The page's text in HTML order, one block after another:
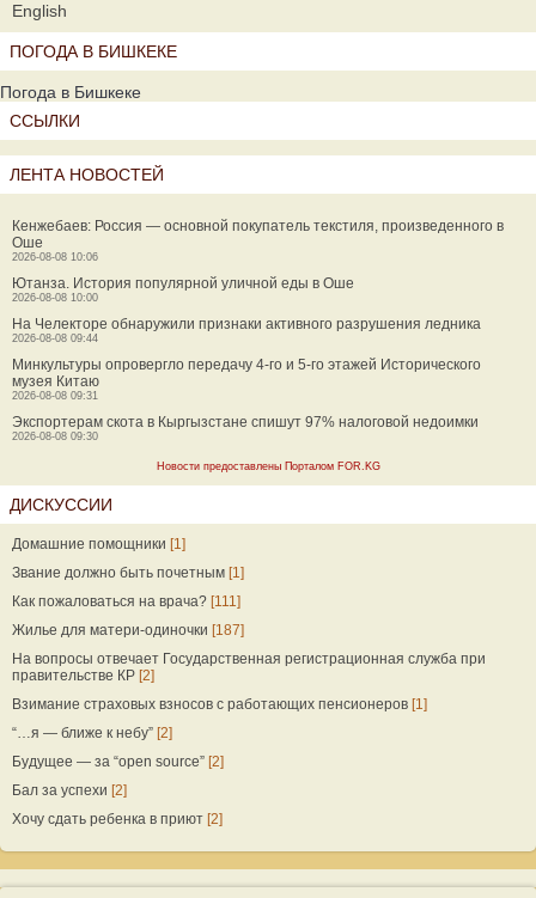
English
ПОГОДА В БИШКЕКЕ
Погода в Бишкеке
ССЫЛКИ
ЛЕНТА НОВОСТЕЙ
Кенжебаев: Россия — основной покупатель текстиля, произведенного в
Оше
2026-08-08 10:06
Ютанза. История популярной уличной еды в Оше
2026-08-08 10:00
На Челекторе обнаружили признаки активного разрушения ледника
2026-08-08 09:44
Минкультуры опровергло передачу 4-го и 5-го этажей Исторического
музея Китаю
2026-08-08 09:31
Экспортерам скота в Кыргызстане спишут 97% налоговой недоимки
2026-08-08 09:30
Новости предоставлены Порталом FOR.KG
ДИСКУССИИ
Домашние помощники [1]
Звание должно быть почетным [1]
Как пожаловаться на врача? [111]
Жилье для матери-одиночки [187]
На вопросы отвечает Государственная регистрационная служба при
правительстве КР [2]
Взимание страховых взносов с работающих пенсионеров [1]
“…я — ближе к небу” [2]
Будущее — за “open source” [2]
Бал за успехи [2]
Хочу сдать ребенка в приют [2]